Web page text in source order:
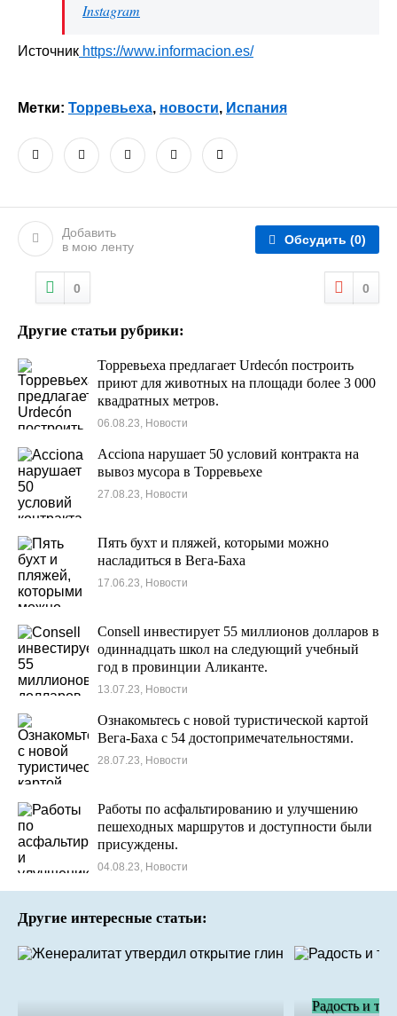
Instagram
Источник https://www.informacion.es/
Метки: Торревьеха, новости, Испания
Добавить
в мою ленту
Обсудить (0)
0 0
Другие статьи рубрики:
Торревьеха предлагает Urdecón построить
приют для животных на площади более 3 000
квадратных метров.
06.08.23, Новости
Acciona нарушает 50 условий контракта на
вывоз мусора в Торревьехе
27.08.23, Новости
Пять бухт и пляжей, которыми можно
насладиться в Вега-Баха
17.06.23, Новости
Consell инвестирует 55 миллионов долларов в
одиннадцать школ на следующий учебный
год в провинции Аликанте.
13.07.23, Новости
Ознакомьтесь с новой туристической картой
Вега-Баха с 54 достопримечательностями.
28.07.23, Новости
Работы по асфальтированию и улучшению
пешеходных маршрутов и доступности были
присуждены.
04.08.23, Новости
Другие интересные статьи:
Радость и